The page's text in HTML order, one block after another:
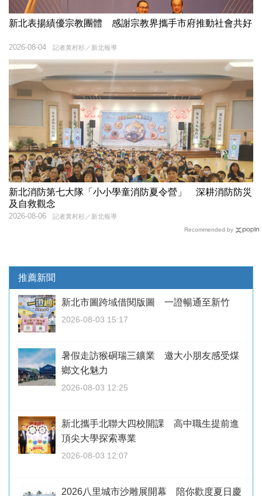
新北表揚績優宗教團體 感謝宗教界攜手市府推動社會共好
記者黃村杉／新北報導
2026-08-04
新北消防第七大隊「小小學童消防夏令營」 深耕消防防災
及自救觀念
記者黃村杉／新北報導
2026-08-06
Recommended by
推薦新聞
新北市圖跨域借閱版圖 一證暢通至新竹
2026-08-03 15:17
暑假走訪猴硐瑞三鑛業 邀大小朋友感受煤
鄉文化魅力
2026-08-03 12:25
新北攜手北聯大四校開課 高中職生提前進
頂尖大學探索專業
2026-08-03 12:07
2026八里城市沙雕展開幕 陪你歡度夏日慶